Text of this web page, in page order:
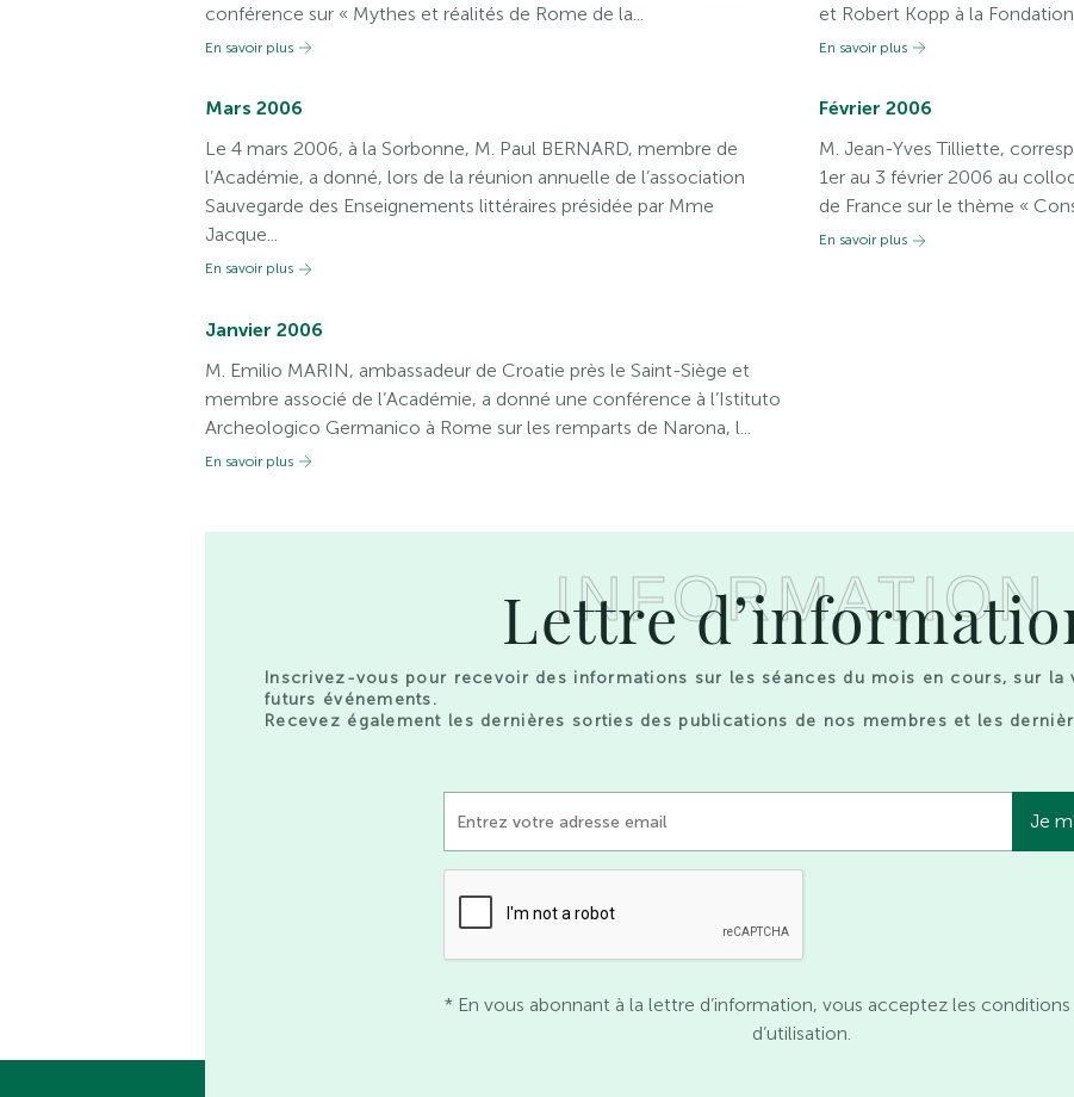
conférence sur « Mythes et réalités de Rome de la...
En savoir plus
et Robert Kopp à la Fondation
En savoir plus
Mars 2006
Le 4 mars 2006, à la Sorbonne, M. Paul BERNARD, membre de
l’Académie, a donné, lors de la réunion annuelle de l’association
Sauvegarde des Enseignements littéraires présidée par Mme
Jacque...
En savoir plus
Février 2006
M. Jean-Yves Tilliette,
1er au 3 février 2006 au
de France sur le thème «
En savoir plus
Janvier 2006
M. Emilio MARIN, ambassadeur de Croatie près le Saint-Siège et
membre associé de l’Académie, a donné une conférence à l’Istituto
Archeologico Germanico à Rome sur les remparts de Narona, l...
En savoir plus
INFORMATION
Lettre
Inscrivez-vous pour recevoir des informations sur les séances du mois en cours, sur la
futurs événements.
Recevez également les dernières sorties des publications de nos membres et les
* En vous abonnant à la lettre d’information, vous acceptez les conditions
d’utilisation.